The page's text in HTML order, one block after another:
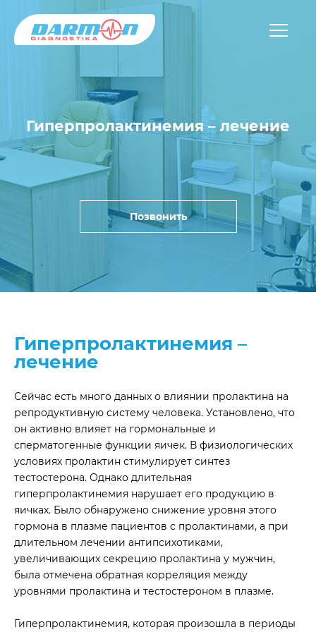
Гиперпролактинемия – лечение
Позвонить
Гиперпролактинемия –
лечение
Сейчас есть много данных о влиянии пролактина на
репродуктивную систему человека. Установлено, что
он активно влияет на гормональные и
сперматогенные функции яичек. В физиологических
условиях пролактин стимулирует синтез
тестостерона. Однако длительная
гиперпролактинемия нарушает его продукцию в
яичках. Было обнаружено снижение уровня этого
гормона в плазме пациентов с пролактинами, а при
длительном лечении антипсихотиками,
увеличивающих секрецию пролактина у мужчин,
была отмечена обратная корреляция между
уровнями пролактина и тестостероном в плазме.
Гиперпролактинемия, которая произошла в периоды